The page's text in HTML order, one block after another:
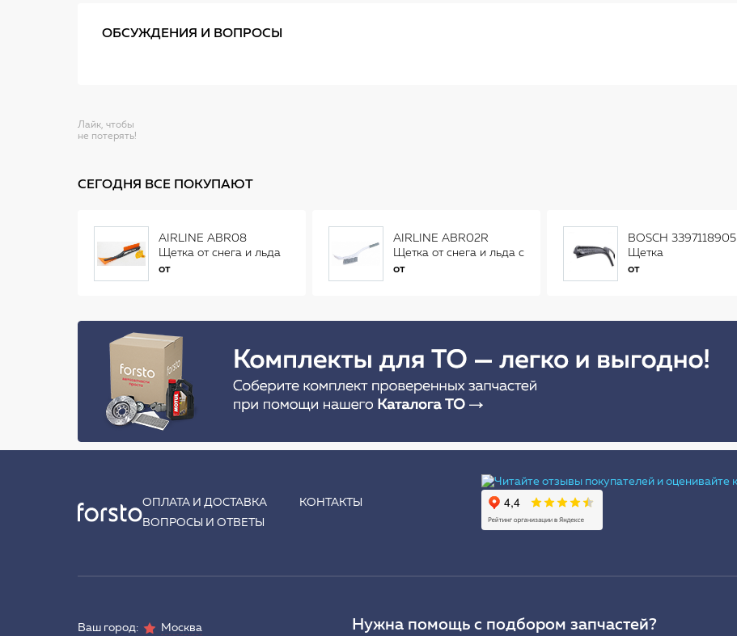
ОБСУЖДЕНИЯ И ВОПРОСЫ
Лайк, чтобы
не потерять!
СЕГОДНЯ ВСЕ ПОКУПАЮТ
AIRLINE ABR08
Щетка от снега и льда
(34 см)
от
AIRLINE ABR02R
Щетка от снега и льда с
распушенной щетиной
от
BOSCH 3397118905
Щетка
стеклоочистителя
от
ОПЛАТА И ДОСТАВКА
КОНТАКТЫ
ВОПРОСЫ И ОТВЕТЫ
Ваш город: Москва Нужна помощь с подбором запчастей?